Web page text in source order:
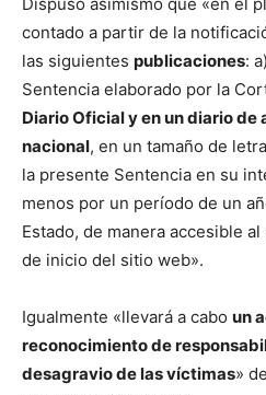
contado a partir de la
las siguientes publicaciones:
Sentencia elaborado por la
Diario Oficial y en un diario
nacional, en un tamaño de
la presente Sentencia en su
menos por un período de un
Estado, de manera accesible
de inicio del sitio web».
Igualmente «llevará a cabo un
reconocimiento de
desagravio de las víctimas»